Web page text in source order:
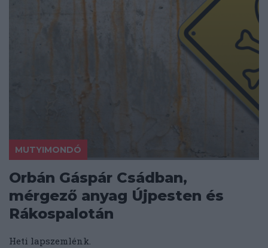
MUTYIMONDÓ
Orbán Gáspár Csádban,
mérgező anyag Újpesten és
Rákospalotán
Heti lapszemlénk.